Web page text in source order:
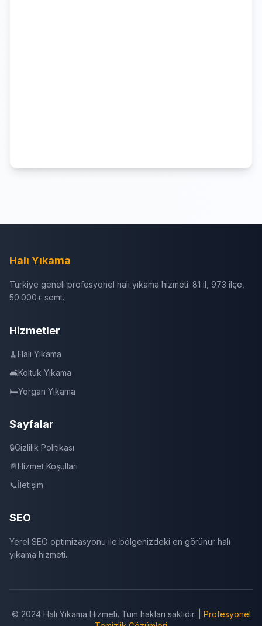
Halı Yıkama
Türkiye geneli profesyonel halı yıkama hizmeti. 81 il, 973 ilçe,
50.000+ semt.
Hizmetler
🧹Halı Yıkama
🛋️Koltuk Yıkama
🛏️Yorgan Yıkama
Sayfalar
🔒Gizlilik Politikası
📄Hizmet Koşulları
📞İletişim
SEO
Yerel SEO optimizasyonu ile bölgenizdeki en görünür halı
yıkama hizmeti.
© 2024 Halı Yıkama Hizmeti. Tüm hakları saklıdır. | Profesyonel